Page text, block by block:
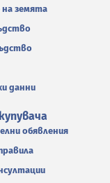
на земята
данни
обявления